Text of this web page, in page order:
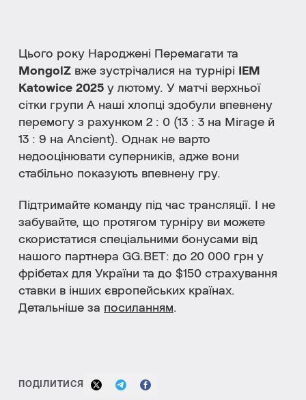
Цього року Народжені Перемагати та
MongolZ вже зустрічалися на турнірі
IEM
Katowice 2025 у лютому. У матчі верхньої
сітки групи А наші хлопці здобули впевнену
перемогу з рахунком 2 : 0 (13 : 3 на Mirage й
13 : 9 на Ancient). Однак не варто
недооцінювати суперників, адже вони
стабільно показують впевнену гру.
Підтримайте команду під час трансляції. І не
забувайте, що протягом турніру ви можете
скористатися спеціальними бонусами від
нашого партнера GG.BET: до 20 000 грн у
фрібетах для України та до $150 страхування
ставки в інших європейських країнах.
Детальніше за посиланням.
ПОДІЛИТИСЯ